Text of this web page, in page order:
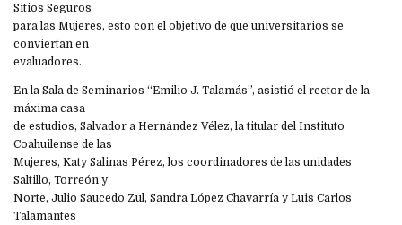
Sitios Seguros
para las Mujeres, esto con el objetivo de que universitarios se
conviertan en
evaluadores.
En la Sala de Seminarios “Emilio J. Talamás”, asistió el rector de la
máxima casa
de estudios, Salvador a Hernández Vélez, la titular del Instituto
Coahuilense de las
Mujeres, Katy Salinas Pérez, los coordinadores de las unidades
Saltillo, Torreón y
Norte, Julio Saucedo Zul, Sandra López Chavarría y Luis Carlos
Talamantes